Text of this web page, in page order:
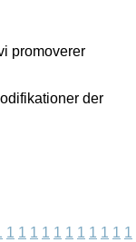
promoverer
der
1 1 1 1 1 1 1 1 1 1 1